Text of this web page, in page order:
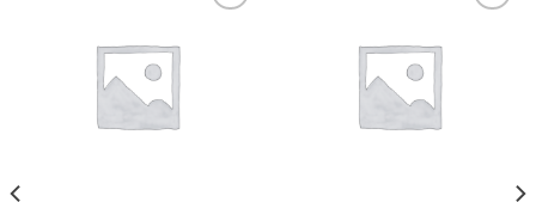
Add to wishlist Add to wishlist